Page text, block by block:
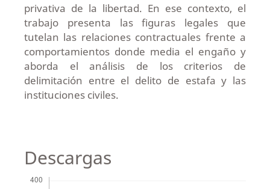
privativa de la libertad. En ese contexto, el
trabajo presenta las figuras legales que
tutelan las relaciones contractuales frente a
comportamientos donde media el engaño y
aborda el análisis de los criterios de
delimitación entre el delito de estafa y las
instituciones civiles.
Descargas